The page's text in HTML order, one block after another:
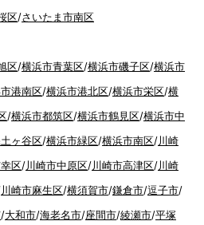
区/さいたま市南区
区/横浜市青葉区/横浜市磯子区/横浜市
港南区/横浜市港北区/横浜市栄区/横
/横浜市都筑区/横浜市鶴見区/横浜市中
ヶ谷区/横浜市緑区/横浜市南区/川崎
区/川崎市中原区/川崎市高津区/川崎
川崎市麻生区/横須賀市/鎌倉市/逗子市/
/大和市/海老名市/座間市/綾瀬市/平塚